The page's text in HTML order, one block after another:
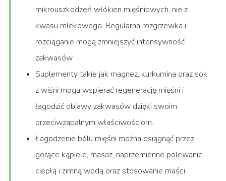
mikrouszkodzeń włókien mięśniowych, nie z
kwasu mlekowego. Regularna rozgrzewka i
rozciąganie mogą zmniejszyć intensywność
zakwasów.
Suplementy takie jak magnez, kurkumina oraz sok
z wiśni mogą wspierać regenerację mięśni i
łagodzić objawy zakwasów dzięki swoim
przeciwzapalnym właściwościom.
Łagodzenie bólu mięśni można osiągnąć przez
gorące kąpiele, masaż, naprzemienne polewanie
ciepłą i zimną wodą oraz stosowanie maści